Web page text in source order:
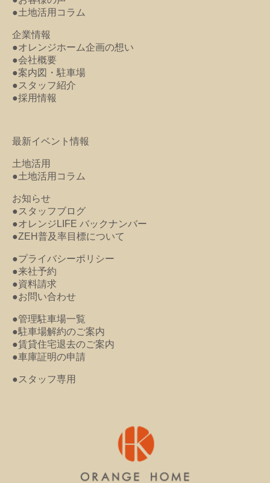
●土地活用コラム
企業情報
●オレンジホーム企画の想い
●会社概要
●案内図・駐車場
●スタッフ紹介
●採用情報
最新イベント情報
土地活用
●土地活用コラム
お知らせ
●スタッフブログ
●オレンジLIFE バックナンバー
●ZEH普及率目標について
●プライバシーポリシー
●来社予約
●資料請求
●お問い合わせ
●管理駐車場一覧
●駐車場解約のご案内
●賃貸住宅退去のご案内
●車庫証明の申請
●スタッフ専用